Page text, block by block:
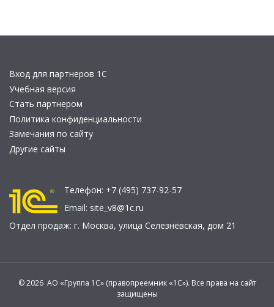
Вход для партнеров 1С
Учебная версия
Стать партнером
Политика конфиденциальности
Замечания по сайту
Другие сайты
Телефон: +7 (495) 737-92-57
Email: site_v8@1c.ru
Отдел продаж: г. Москва, улица Селезнёвская, дом 21
© 2026 АО «Группа 1С» (правопреемник «1С»). Все права на сайт
защищены